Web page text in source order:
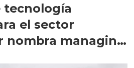
tecnología
el sector
nombra managing